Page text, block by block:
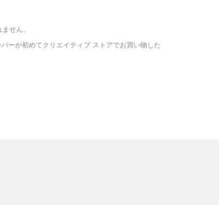
せん。
ーが初めてクリエイティブ ストアでお買い物した